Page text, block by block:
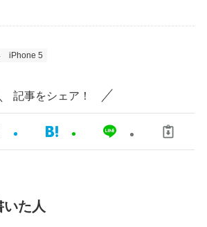
iPhone 5
記事をシェア！
た人